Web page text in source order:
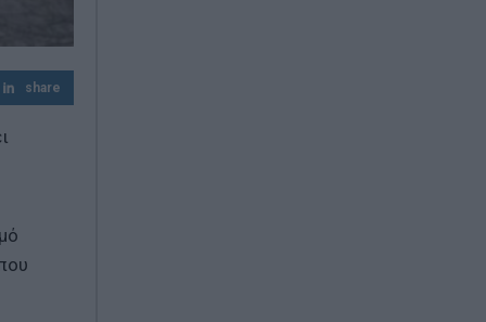
share